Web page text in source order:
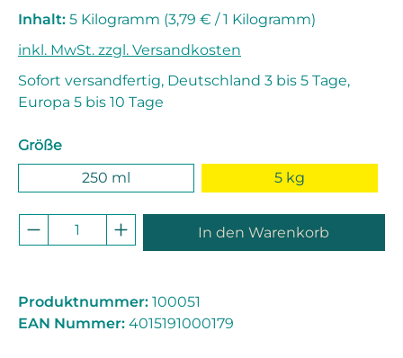
Inhalt: 5 Kilogramm (3,79 € / 1 Kilogramm)
inkl. MwSt. zzgl. Versandkosten
Sofort versandfertig, Deutschland 3 bis 5 Tage,
Europa 5 bis 10 Tage
Größeauswählen
250 ml
5 kg
Produkt Anzahl: Gib den
In den Warenkorb
Produktnummer: 100051
EAN Nummer: 4015191000179